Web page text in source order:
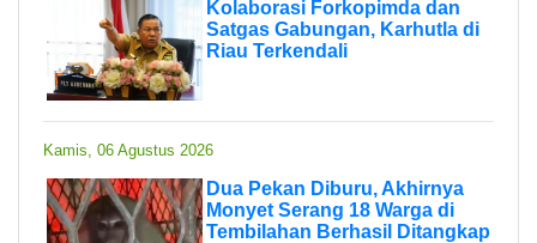
Kolaborasi Forkopimda dan
Satgas Gabungan, Karhutla di
Riau Terkendali
Kamis, 06 Agustus 2026
Dua Pekan Diburu, Akhirnya
Monyet Serang 18 Warga di
Tembilahan Berhasil Ditangkap